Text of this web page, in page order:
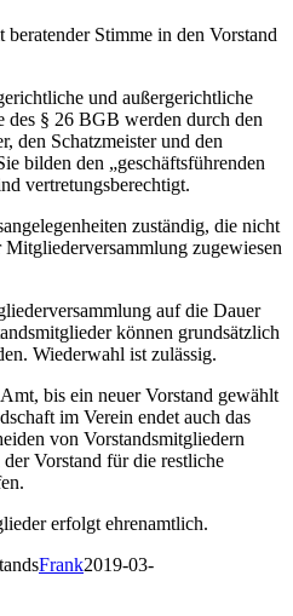
Stimme in den Vorstand
und außergerichtliche
des § 26 BGB werden durch den
den Schatzmeister und den
bilden den „geschäftsführenden
vertretungsberechtigt.
zuständig, die nicht
zugewiesen
auf die Dauer
können grundsätzlich
Wiederwahl ist zulässig.
bis ein neuer Vorstand gewählt
im Verein endet auch das
von Vorstandsmitgliedern
Vorstand für die restliche
erfolgt ehrenamtlich.
Frank2019-03-